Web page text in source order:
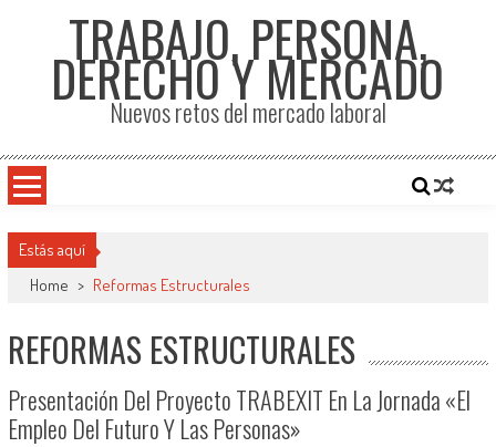
TRABAJO, PERSONA,
DERECHO Y MERCADO
Nuevos retos del mercado laboral
Estás aquí
Home > Reformas Estructurales
REFORMAS ESTRUCTURALES
Presentación Del Proyecto TRABEXIT En La Jornada «El
Empleo Del Futuro Y Las Personas»